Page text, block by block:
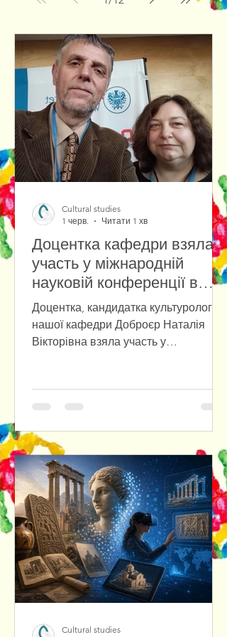
Доцентка кафедри взяла
участь у міжнародній
науковій конференції в
Університеті Вроцлава
Доцентка, кандидатка культурології
нашої кафедри Доброєр Наталія
Вікторівна взяла участь у
tu jest. Polska–Ukraina–Europa: Nowy
відкриття Центру польсько-
української співпраці. У співпраці з
польським колегою було
підготовлено та представлено
наукову доповідь, присвячену
актуальним питанням польсько-
української взаємодії в
європейському контексті.
Cultural studies
1 черв.
Читати 1 хв
Cultural studies